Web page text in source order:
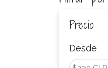
Precio
Desde